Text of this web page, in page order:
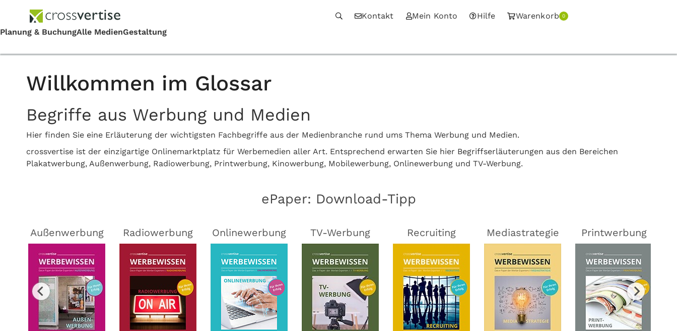
Kontakt Mein Konto Hilfe Warenkorb 0
Willkommen im Glossar
Begriffe aus Werbung und Medien
Hier finden Sie eine Erläuterung der wichtigsten Fachbegriffe aus der Medienbranche rund ums Thema Werbung und Medien.
crossvertise ist der einzigartige Onlinemarktplatz für Werbemedien aller Art. Entsprechend erwarten Sie hier Begriffserläuterungen aus den Bereichen
Plakatwerbung, Außenwerbung, Radiowerbung, Printwerbung, Kinowerbung, Mobilewerbung, Onlinewerbung und TV-Werbung.
ePaper: Download-Tipp
Außenwerbung Radiowerbung Onlinewerbung TV-Werbung Recruiting Mediastrategie Printwerbung